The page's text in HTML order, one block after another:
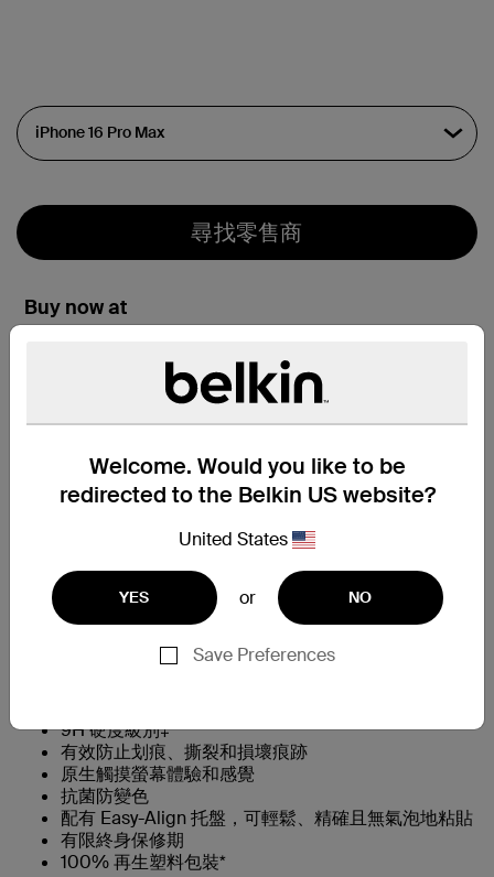
Welcome. Would you like to be
redirected to the Belkin US website?
United States
YES or NO
Save Preferences
尋找零售商
Buy now at
我們迄今為止最堅固、最耐用的螢幕保護貼**
現在比鋼化玻璃堅固 2.7 倍†
比之前的 UltraGlass 螢幕保護貼提高 24%†† 跌落性
9H 硬度級別‡
有效防止划痕、撕裂和損壞痕跡
原生觸摸螢幕體驗和感覺
抗菌防變色
配有 Easy-Align 托盤，可輕鬆、精確且無氣泡地粘貼
有限終身保修期
100% 再生塑料包裝*